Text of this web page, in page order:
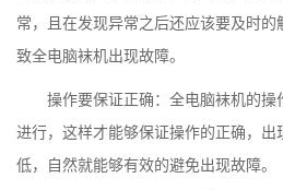
常，且在发现异常之后还应该要及时
致全电脑袜机出现故障。
操作要保证正确：全电脑袜机的
进行，这样才能够保证操作的正确，出
低，自然就能够有效的避免出现故障。